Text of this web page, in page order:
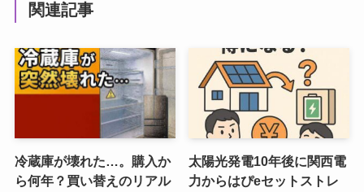
関連記事
冷蔵庫が壊れた…。購入か
ら何年？買い替えのリアル
太陽光発電10年後に関西電
力からはぴeセットストレ